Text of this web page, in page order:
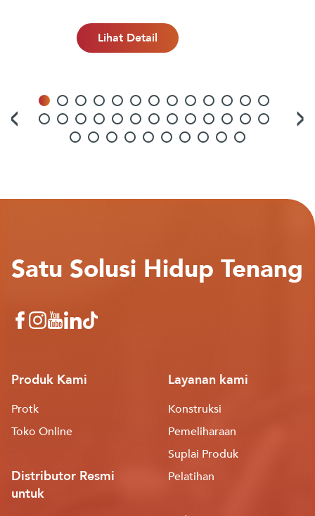
Lihat Detail
Satu Solusi Hidup Tenang
Produk Kami
Protk
Toko Online
Distributor Resmi
untuk
Layanan kami
Konstruksi
Pemeliharaan
Suplai Produk
Pelatihan